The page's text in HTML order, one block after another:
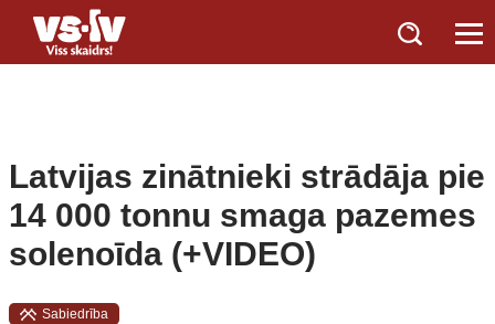
Latvijas zinātnieki strādāja pie
14 000 tonnu smaga pazemes
solenoīda (+VIDEO)
Sabiedrība